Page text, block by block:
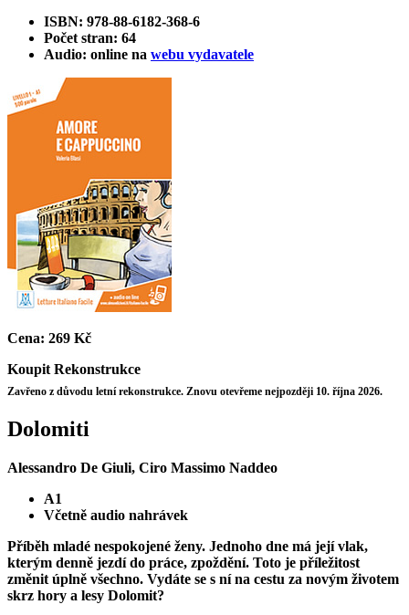
ISBN: 978-88-6182-368-6
Počet stran: 64
Audio: online na webu vydavatele
Cena: 269 Kč
KoupitRekonstrukce
Zavřeno z důvodu letní rekonstrukce. Znovu otevřeme nejpozději 10. října 2026.
Dolomiti
Alessandro De Giuli, Ciro Massimo Naddeo
A1
Včetně audio nahrávek
Příběh mladé nespokojené ženy. Jednoho dne má její vlak,
kterým denně jezdí do práce, zpoždění. Toto je příležitost
změnit úplně všechno. Vydáte se s ní na cestu za novým životem
skrz hory a lesy Dolomit?